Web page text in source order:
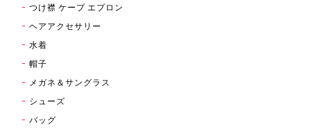
つけ襟 ケープ エプロン
ヘアアクセサリー
水着
帽子
メガネ＆サングラス
シューズ
バッグ